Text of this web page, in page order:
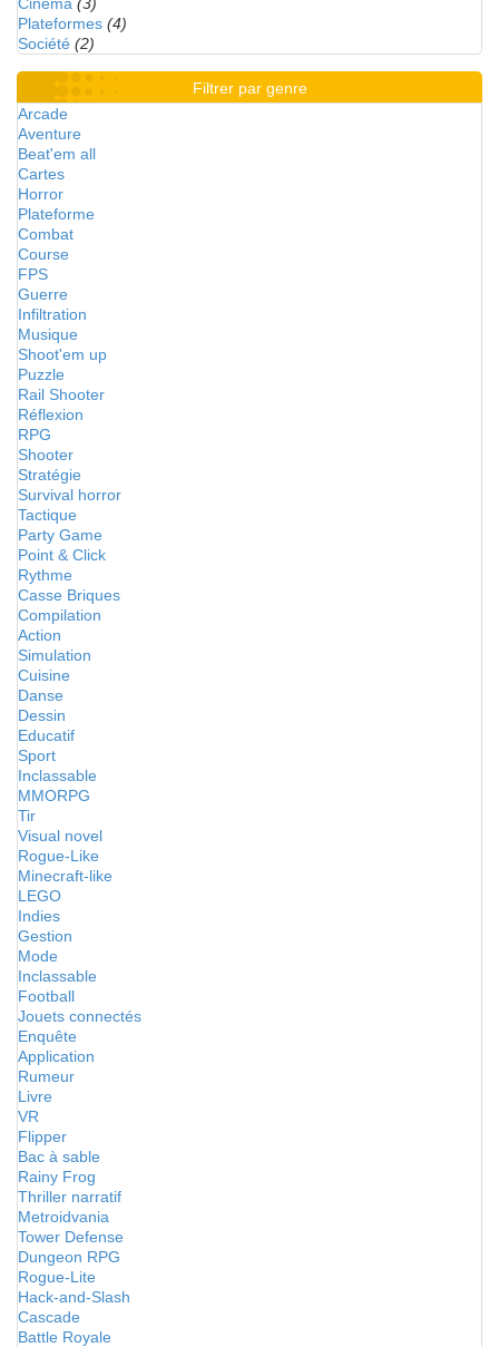
Plateformes (4)
Société (2)
Filtrer par genre
Arcade
Aventure
Beat'em all
Cartes
Horror
Plateforme
Combat
Course
FPS
Guerre
Infiltration
Musique
Shoot'em up
Puzzle
Rail Shooter
Réflexion
RPG
Shooter
Stratégie
Survival horror
Tactique
Party Game
Point & Click
Rythme
Casse Briques
Compilation
Action
Simulation
Cuisine
Danse
Dessin
Educatif
Sport
Inclassable
MMORPG
Tir
Visual novel
Rogue-Like
Minecraft-like
LEGO
Indies
Gestion
Mode
Inclassable
Football
Jouets connectés
Enquête
Application
Rumeur
Livre
VR
Flipper
Bac à sable
Rainy Frog
Thriller narratif
Metroidvania
Tower Defense
Dungeon RPG
Rogue-Lite
Hack-and-Slash
Cascade
Battle Royale